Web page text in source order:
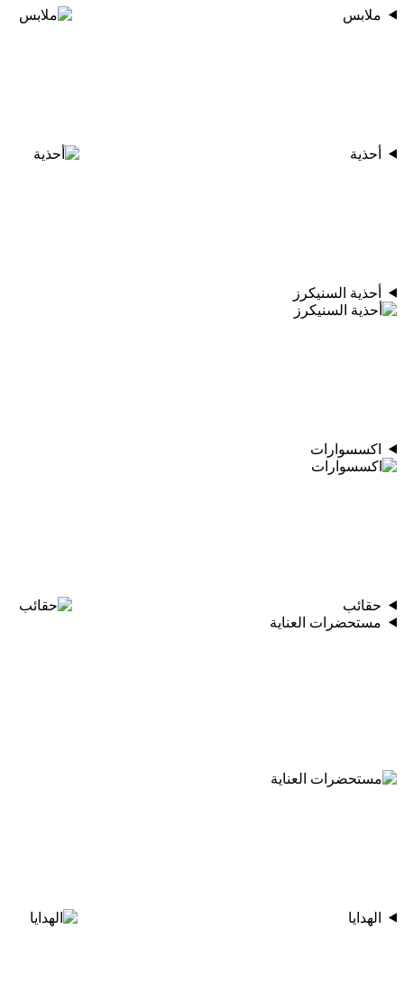
ملابس
أحذية
أحذية السنيكرز
اكسسوارات
حقائب
مستحضرات العناية
الهدايا